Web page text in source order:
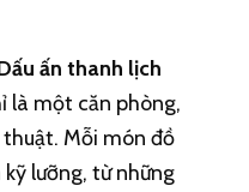
ấn thanh lịch
là một căn phòng,
Mỗi món đồ
lưỡng, từ những